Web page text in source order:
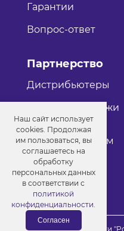
Гарантии
Вопрос-ответ
Партнерство
Дистрибьютеры
Оптовые продажи
Как стать
дистрибьютером
© Порошковые краски
Наш сайт использует
cookies. Продолжая
им пользоваться, вы
соглашаетесь на
обработку
персональных данных
в соответствии с
политикой
конфиденциальности.
Согласен